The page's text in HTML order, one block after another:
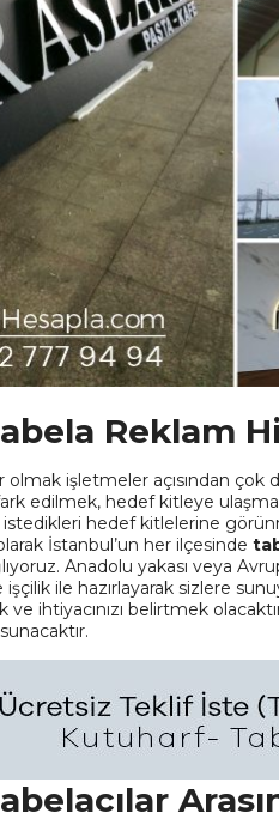
Reklam
işletmeler açısından çok
edilmek, hedef kitleye
hedef kitlelerine
İstanbul’un her ilçesinde
Anadolu yakası veya
ile hazırlayarak sizlere
ihtiyacınızı belirtmek